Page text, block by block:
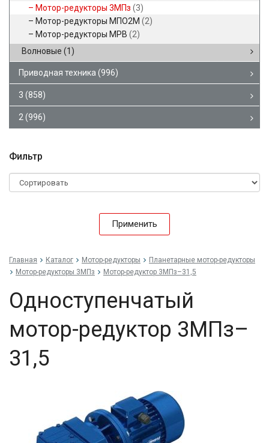
Мотор-редукторы 3МПз (3)
Мотор-редукторы МПО2М (2)
Мотор-редукторы МРВ (2)
Волновые (1)
Приводная техника (996)
3 (858)
2 (996)
Фильтр
Применить
Главная Каталог Мотор-редукторы
Планетарные мотор-редукторы
Мотор-редукторы 3МПз
Мотор-редуктор 3МПз–31,5
Одноступенчатый
мотор-редуктор 3МПз–
31,5